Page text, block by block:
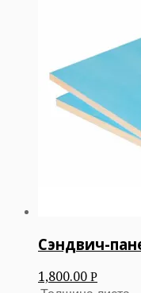
Сэндвич-
1,800.00 Р